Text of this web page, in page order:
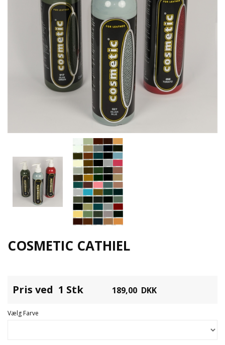
COSMETIC CATHIEL
Pris ved 1 Stk 189,00 DKK
Vælg Farve